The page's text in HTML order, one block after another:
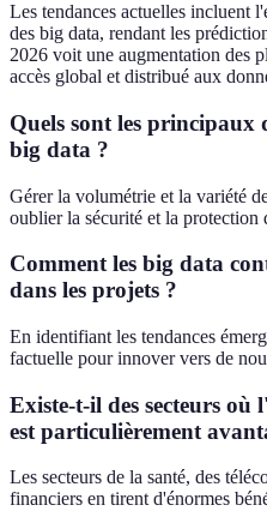
Les tendances actuelles incluent
des big data, rendant les
2026 voit une augmentation des
accès global et distribué aux
Quels sont les principaux
big data ?
Gérer la volumétrie et la variété
oublier la sécurité et la protection
Comment les big data
dans les projets ?
En identifiant les tendances
factuelle pour innover vers de
Existe-t-il des secteurs
est particulièrement
Les secteurs de la santé, des
financiers en tirent d'énormes